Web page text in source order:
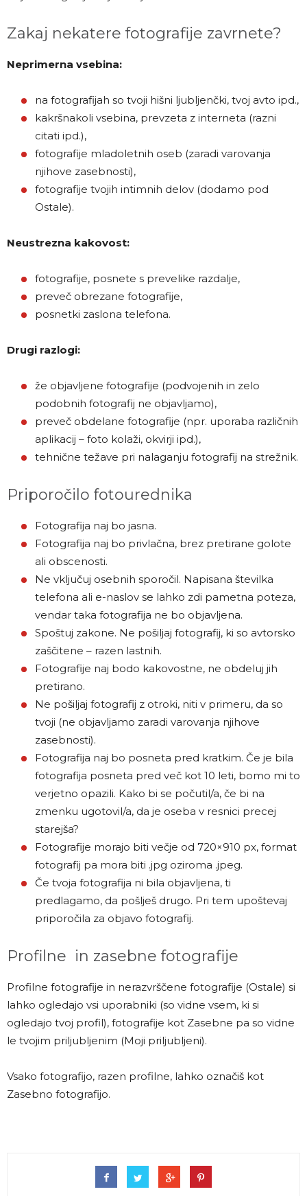
Zakaj nekatere fotografije zavrnete?
Neprimerna vsebina:
na fotografijah so tvoji hišni ljubljenčki, tvoj avto ipd.,
kakršnakoli vsebina, prevzeta z interneta (razni
citati ipd.),
fotografije mladoletnih oseb (zaradi varovanja
njihove zasebnosti),
fotografije tvojih intimnih delov (dodamo pod
Ostale).
Neustrezna kakovost:
fotografije, posnete s prevelike razdalje,
preveč obrezane fotografije,
posnetki zaslona telefona.
Drugi razlogi:
že objavljene fotografije (podvojenih in zelo
podobnih fotografij ne objavljamo),
preveč obdelane fotografije (npr. uporaba različnih
aplikacij – foto kolaži, okvirji ipd.),
tehnične težave pri nalaganju fotografij na strežnik.
Priporočilo fotourednika
Fotografija naj bo jasna.
Fotografija naj bo privlačna, brez pretirane golote
ali obscenosti.
Ne vključuj osebnih sporočil. Napisana številka
telefona ali e-naslov se lahko zdi pametna poteza,
vendar taka fotografija ne bo objavljena.
Spoštuj zakone. Ne pošiljaj fotografij, ki so avtorsko
zaščitene – razen lastnih.
Fotografije naj bodo kakovostne, ne obdeluj jih
pretirano.
Ne pošiljaj fotografij z otroki, niti v primeru, da so
tvoji (ne objavljamo zaradi varovanja njihove
zasebnosti).
Fotografija naj bo posneta pred kratkim. Če je bila
fotografija posneta pred več kot 10 leti, bomo mi to
verjetno opazili. Kako bi se počutil/a, če bi na
zmenku ugotovil/a, da je oseba v resnici precej
starejša?
Fotografije morajo biti večje od 720×910 px, format
fotografij pa mora biti .jpg oziroma .jpeg.
Če tvoja fotografija ni bila objavljena, ti
predlagamo, da pošlješ drugo. Pri tem upoštevaj
priporočila za objavo fotografij.
Profilne in zasebne fotografije
Profilne fotografije in nerazvrščene fotografije (Ostale) si
lahko ogledajo vsi uporabniki (so vidne vsem, ki si
ogledajo tvoj profil), fotografije kot Zasebne pa so vidne
le tvojim priljubljenim (Moji priljubljeni).
Vsako fotografijo, razen profilne, lahko označiš kot
Zasebno fotografijo.